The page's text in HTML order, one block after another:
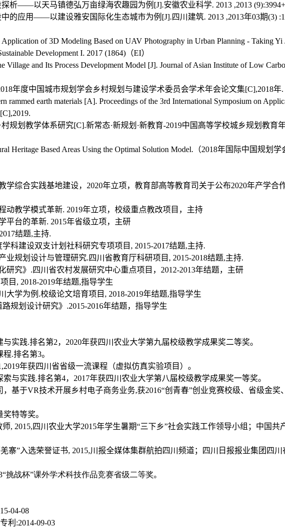
析——以天马镇德弘万亩绿海农趣园为例[J].安徽农业科学. 2013 ,2013
的应用——以建设雅安国际化生态城市为例[J].四川建筑. 2013 ,2013年03期(3)
of 3D Modeling Based on UAV Photography in Urban Planning - Taking Yi
Development I. 2017 (1864)（EI）
Village and Its Process Development Model [J]. Journal of Asian Institute of Low
年度中国城市规划学会乡村规划与建设学术委员会学术年会论文集[C],2018年.
rammed earth materials [A]. Proceedings of the 3rd International Symposium on
规划教学体系研究[C].新常态·新规划·新教育-2019中国高等学校城乡规划教育
Heritage Based Areas Using the Optimal Solution Model.（2018年国际中国规划学
综合实践基地建设，2020年立项，教育部高等教育司关于公布2020年产学合
教学模式革新. 2019年立项，校级重点教改项目，主持
平台的革新. 2015年省级立项，主研
结题,主持.
科建设双支计划社科研究专项项目, 2015-2017结题,主持.
规划设计与管理研究.四川省教育厅科研项目, 2015-2018结题,主持.
究》.四川省农村发展研究中心重点项目，2012-2013年结题，主研
目, 2018-2019年结题,指导学生
学为例.校级论文培育项目, 2018-2019年结题,指导学生
规划设计研究》.2015-2016年结题，指导学生
实践.排名第2，2020年获四川农业大学第九届校级教学成果奖二等奖。
.排名第3。
年获四川省省级一流课程（虚拟仿真实验项目）。
与实践.排名第4，2017年获四川农业大学第八届校级教学成果奖一等奖。
基于VR技术开展乡村电子商务业务,获2016“创青春”创业竞赛校级、省级金奖
特等奖。
, 2015,四川农业大学2015年学生暑期“三下乡”社会实践工作领导小组；中国共
寨”入选荣誉证书, 2015,川报全媒体集群航拍四川频道；四川日报报业集团四川
挑战杯”课外学术科技作品竞赛省级二等奖。
04-08
利:2014-09-03